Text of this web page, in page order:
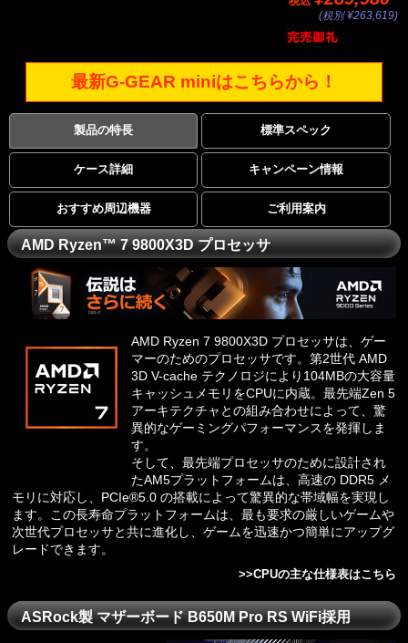
(税別 ¥263,619)
最新G-GEAR miniはこちらから！
製品の特長 標準スペック
ケース詳細 キャンペーン情報
おすすめ周辺機器 ご利用案内
AMD Ryzen™ 7 9800X3D プロセッサ
AMD Ryzen 7 9800X3D プロセッサは、ゲー
マーのためのプロセッサです。第2世代 AMD
3D V-cache テクノロジにより104MBの大容量
キャッシュメモリをCPUに内蔵。最先端Zen 5
アーキテクチャとの組み合わせによって、驚
異的なゲーミングパフォーマンスを発揮しま
す。
そして、最先端プロセッサのために設計され
たAM5プラットフォームは、高速の DDR5 メ
モリに対応し、PCIe®5.0 の搭載によって驚異的な帯域幅を実現し
ます。この長寿命プラットフォームは、最も要求の厳しいゲームや
次世代プロセッサと共に進化し、ゲームを迅速かつ簡単にアップグ
レードできます。
>>CPUの主な仕様表はこちら
ASRock製 マザーボード B650M Pro RS WiFi採用